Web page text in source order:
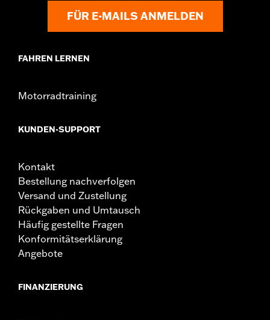
FÜR E-MAILS ANMELDEN
FAHREN LERNEN
Motorradtraining
KUNDEN-SUPPORT
Kontakt
Bestellung nachverfolgen
Versand und Zustellung
Rückgaben und Umtausch
Häufig gestellte Fragen
Konformitätserklärung
Angebote
FINANZIERUNG